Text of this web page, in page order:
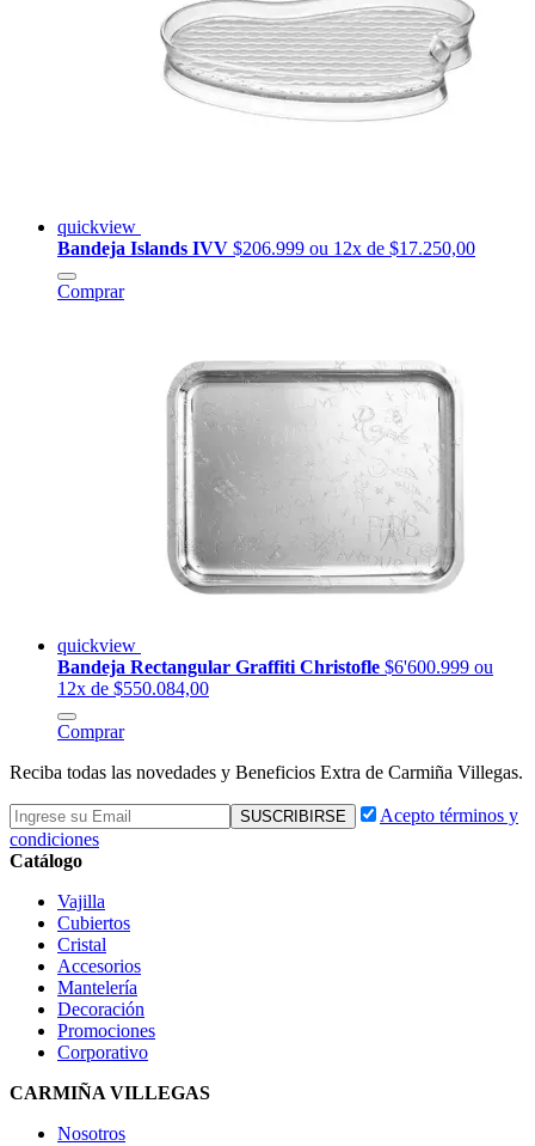
quickview
Bandeja Islands IVV $206.999 ou 12x de $17.250,00
Comprar
quickview
Bandeja Rectangular Graffiti Christofle $6'600.999 ou
12x de $550.084,00
Comprar
Reciba todas las novedades y Beneficios Extra de Carmiña Villegas.
Acepto términos y
condiciones
Catálogo
Vajilla
Cubiertos
Cristal
Accesorios
Mantelería
Decoración
Promociones
Corporativo
CARMIÑA VILLEGAS
Nosotros